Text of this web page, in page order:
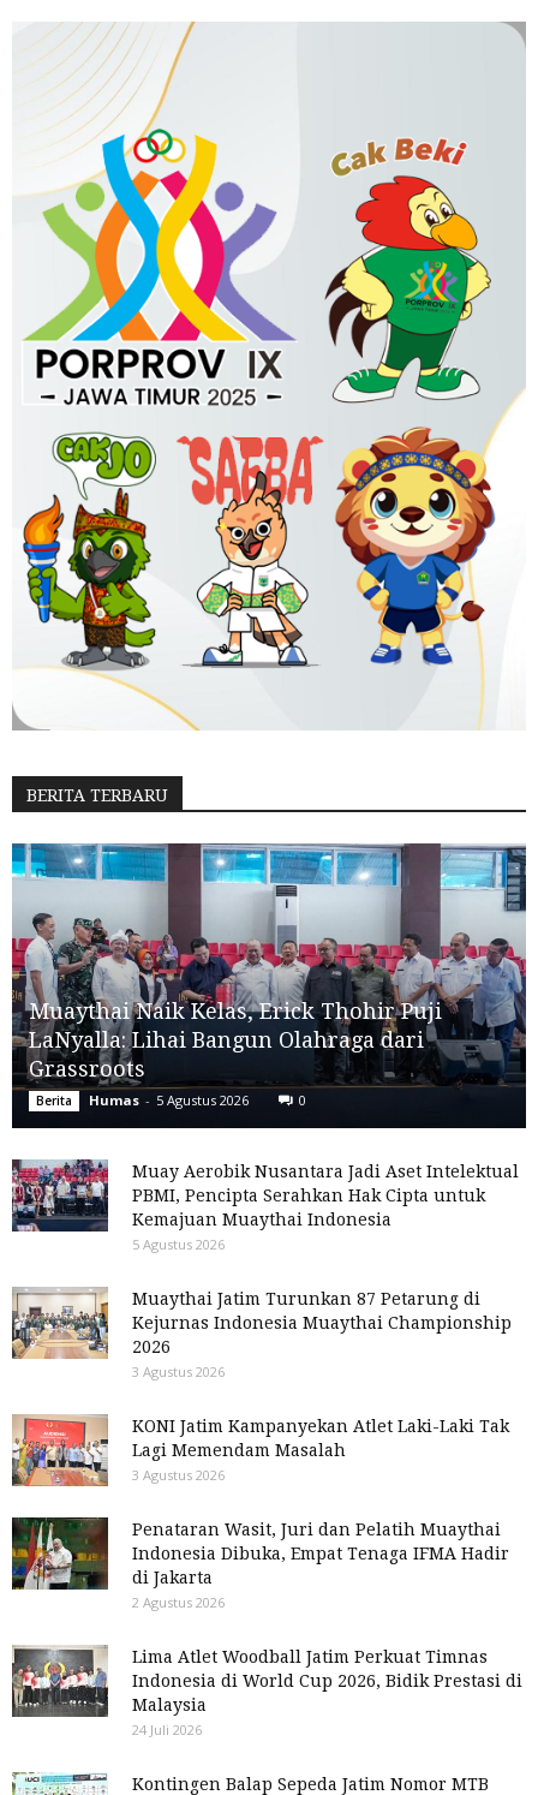
BERITA TERBARU
Muaythai Naik Kelas, Erick Thohir Puji
LaNyalla: Lihai Bangun Olahraga dari
Grassroots
Berita Humas - 5 Agustus 2026 0
Muay Aerobik Nusantara Jadi Aset Intelektual
PBMI, Pencipta Serahkan Hak Cipta untuk
Kemajuan Muaythai Indonesia
5 Agustus 2026
Muaythai Jatim Turunkan 87 Petarung di
Kejurnas Indonesia Muaythai Championship
2026
3 Agustus 2026
KONI Jatim Kampanyekan Atlet Laki-Laki Tak
Lagi Memendam Masalah
3 Agustus 2026
Penataran Wasit, Juri dan Pelatih Muaythai
Indonesia Dibuka, Empat Tenaga IFMA Hadir
di Jakarta
2 Agustus 2026
Lima Atlet Woodball Jatim Perkuat Timnas
Indonesia di World Cup 2026, Bidik Prestasi di
Malaysia
24 Juli 2026
Kontingen Balap Sepeda Jatim Nomor MTB